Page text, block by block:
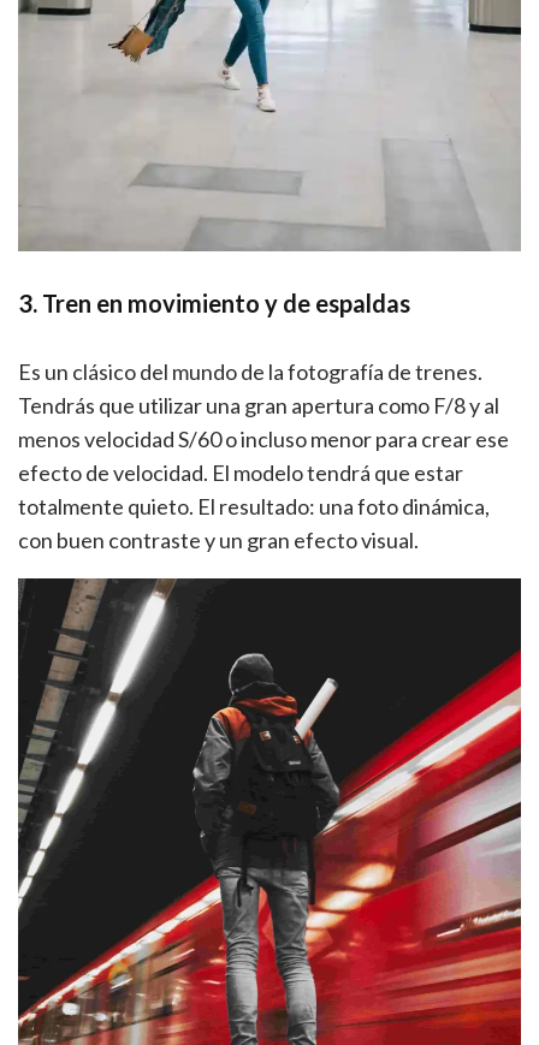
3. Tren en movimiento y de espaldas
Es un clásico del mundo de la fotografía de trenes.
Tendrás que utilizar una gran apertura como F/8 y al
menos velocidad S/60 o incluso menor para crear ese
efecto de velocidad. El modelo tendrá que estar
totalmente quieto. El resultado: una foto dinámica,
con buen contraste y un gran efecto visual.